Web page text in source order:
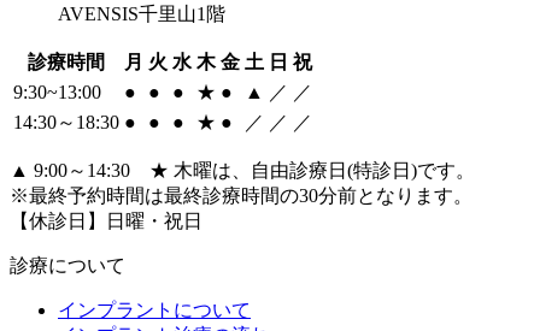
AVENSIS千里山1階
診療時間 月 火 水 木 金 土 日 祝
9:30~13:00
● ● ● ★ ● ▲ ／ ／
14:30～18:30 ● ● ● ★ ● ／ ／ ／
▲ 9:00～14:30 ★ 木曜は、自由診療日(特診日)です。
※最終予約時間は最終診療時間の30分前となります。
【休診日】日曜・祝日
診療について
インプラントについて